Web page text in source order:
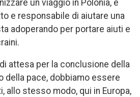
un viaggio in Polonia, è
e responsabile di aiutare una
adoperando per portare aiuti e
attesa per la conclusione della
della pace, dobbiamo essere
allo stesso modo, qui in Europa,